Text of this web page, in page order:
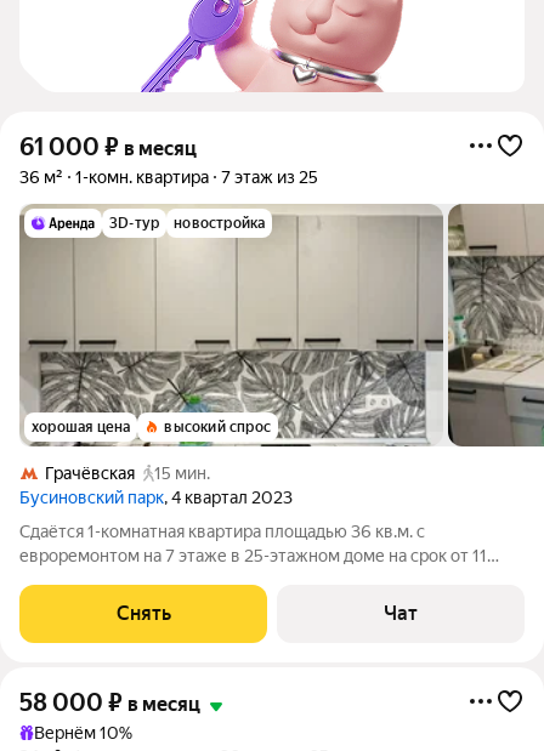
61 000 ₽ в месяц
36 м² 1-комн. квартира 7 этаж из 25
3D-тур новостройка
хорошая цена высокий спрос
Грачёвская
15 мин.
Бусиновский парк, 4 квартал 2023
Сдаётся 1-комнатная квартира площадью 36 кв.м. с
евроремонтом на 7 этаже в 25-этажном доме на срок от 11
Холодильник Дом - панельный, окна выходят на улицу. В
подъезде 4 лифта - 2 грузовых и
Снять Чат
58 000 ₽ в месяц
Вернём 10%